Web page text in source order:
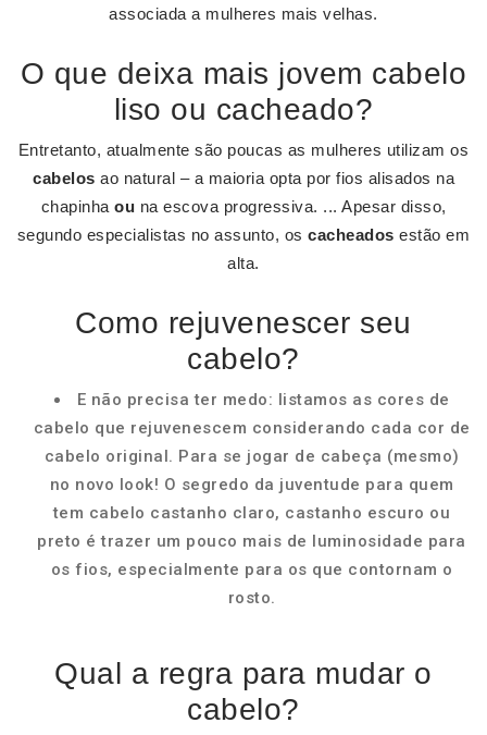
associada a mulheres mais velhas.
O que deixa mais jovem cabelo
liso ou cacheado?
Entretanto, atualmente são poucas as mulheres utilizam os
cabelos ao natural – a maioria opta por fios alisados na
chapinha ou na escova progressiva. ... Apesar disso,
segundo especialistas no assunto, oscacheados estão em
alta.
Como rejuvenescer seu
cabelo?
E não precisa ter medo: listamos as cores de
cabelo que rejuvenescem considerando cada cor de
cabelo original. Para se jogar de cabeça (mesmo)
no novo look! O segredo da juventude para quem
tem cabelo castanho claro, castanho escuro ou
preto é trazer um pouco mais de luminosidade para
os fios, especialmente para os que contornam o
rosto.
Qual a regra para mudar o
cabelo?